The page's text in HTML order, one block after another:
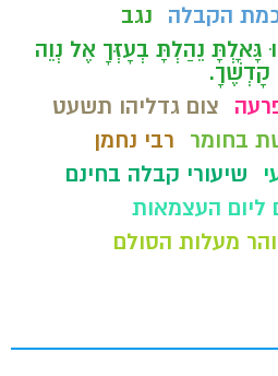
הקבלה
נגב
גָּאָלְתָּ נֵהַלְתָּ בְעָזְּךָ אֶל נְוֵה
קָדְשֶׁךָ.
צום גדליהו תשעט
בחומר
רבי נחמן
שיעורי קבלה בחינם
ליום העצמאות
מעלות הסולם